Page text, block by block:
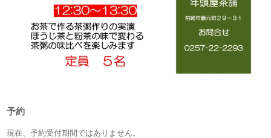
予約
現在、予約受付期間ではありません。